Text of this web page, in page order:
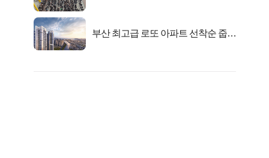
부산 최고급 로또 아파트 선착순 줍줍